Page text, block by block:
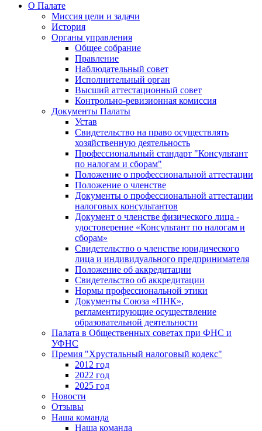
О Палате
Миссия цели и задачи
История
Органы управления
Общее собрание
Правление
Наблюдательный совет
Исполнительный орган
Высший аттестационный совет
Контрольно-ревизионная комиссия
Документы Палаты
Устав
Свидетельство на право осуществлять
хозяйственную деятельность
Профессиональный стандарт "Консультант
по налогам и сборам"
Положение о профессиональной аттестации
Положение о членстве
Документы о профессиональной аттестации
налоговых консультантов
Документ о членстве физического лица -
удостоверение «Консультант по налогам и
сборам»
Свидетельство о членстве юридического
лица и индивидуального предпринимателя
Положение об аккредитации
Свидетельство об аккредитации
Нормы профессиональной этики
Документы Союза «ПНК»,
регламентирующие осуществление
образовательной деятельности
Палата в Общественных советах при ФНС и
УФНС
Премия "Хрустальный налоговый кодекс"
2012 год
2022 год
2025 год
Новости
Отзывы
Наша команда
Наша команда